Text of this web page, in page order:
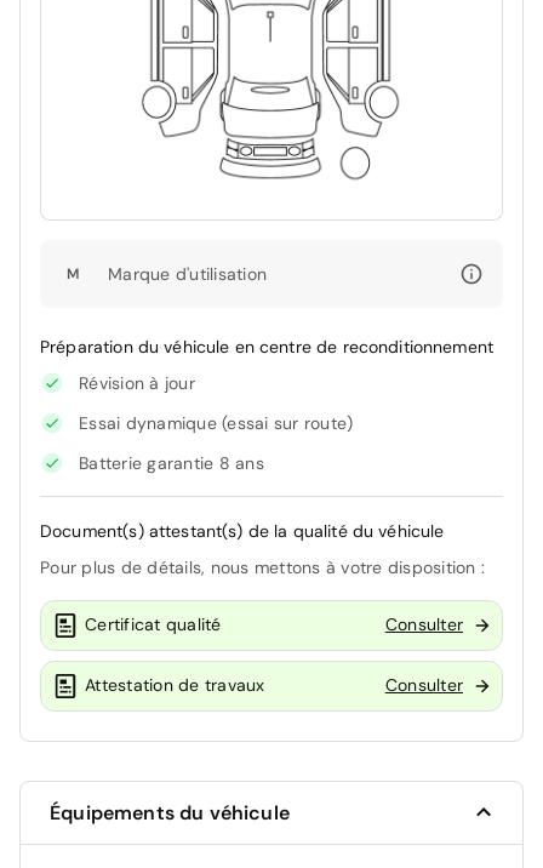
M Marque d'utilisation
Préparation du véhicule en centre de reconditionnement
Révision à jour
Essai dynamique (essai sur route)
Batterie garantie 8 ans
Document(s) attestant(s) de la qualité du véhicule
Pour plus de détails, nous mettons à votre disposition :
Certificat qualité Consulter
Attestation de travaux Consulter
Équipements du véhicule